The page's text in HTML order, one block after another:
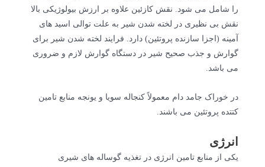
را شامل می شود. نقش کازئین علاوه بر ارزش بیولوژیکی بالا
نقش بی نظیری در لخته شدن شیر به علت توالی اسید های
آمینه (اجزا سازنده پروتئین) دارد. فرایند لخته شدن شیر برای
گوارش و جذب صحیح شیر در دستگاه گوارش لازم و ضروری
می باشد.
در خوراک جامد دام معمولاً کنجاله سویا و یونجه منابع تامین
کتتده پروتئین می باشند.
انرژی
یکی از منابع تامین انرژی در تغذیه گوساله های شیری